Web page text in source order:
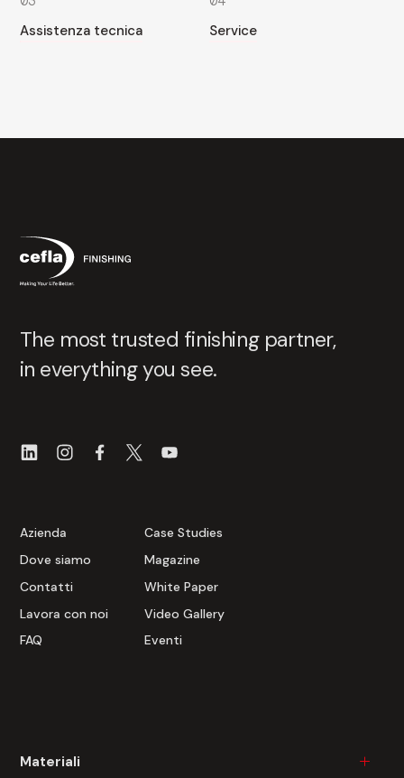
Assistenza tecnica
Service
The most trusted finishing partner,
in everything you see.
Azienda
Dove siamo
Contatti
Lavora con noi
FAQ
Case Studies
Magazine
White Paper
Video Gallery
Eventi
Materiali